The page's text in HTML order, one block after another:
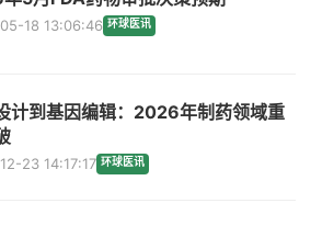
18 13:06:46 环球医讯
计到基因编辑：2026年制药领域重
23 14:17:17 环球医讯